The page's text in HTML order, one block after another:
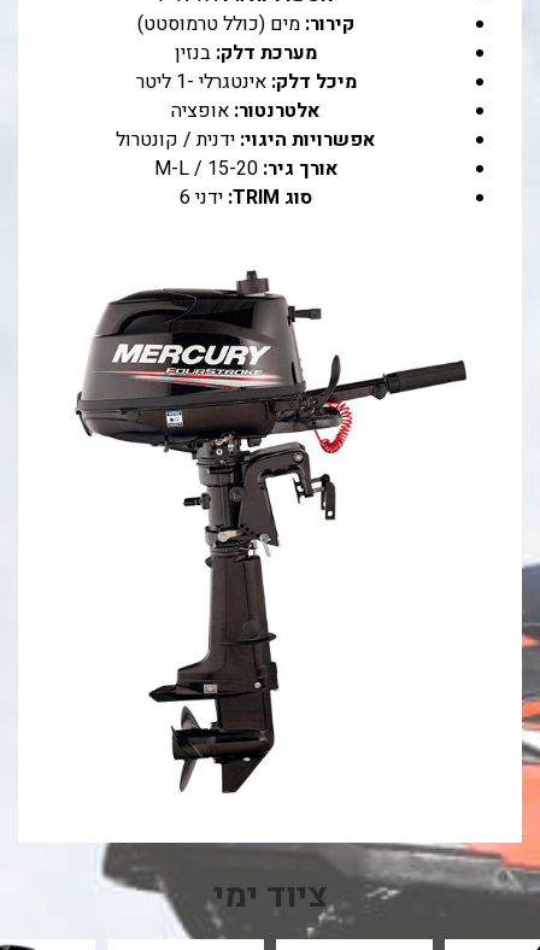
קירור: מים (כולל טרמוסטט)
מערכת דלק: בנזין
מיכל דלק:אינטגרלי -1 ליטר
אלטרנטור: אופציה
אפשרויות היגוי: ידנית / קונטרול
אורך גיר:15-20 / M-L
סוג TRIM:
ידני 6
ציוד ימי